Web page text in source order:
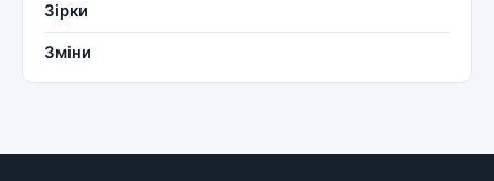
Зірки
Зміни